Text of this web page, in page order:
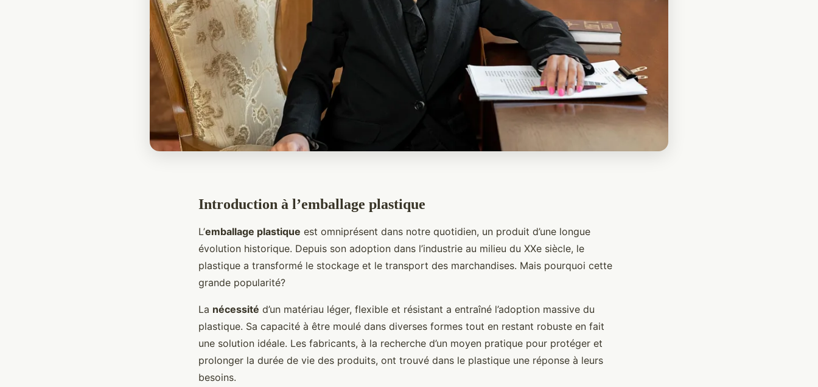
Introduction à l’emballage plastique
L’emballage plastique est omniprésent dans notre quotidien, un produit d’une longue
évolution historique. Depuis son adoption dans l’industrie au milieu du XXe siècle, le
plastique a transformé le stockage et le transport des marchandises. Mais pourquoi cette
grande popularité?
La nécessité d’un matériau léger, flexible et résistant a entraîné l’adoption massive du
plastique. Sa capacité à être moulé dans diverses formes tout en restant robuste en fait
une solution idéale. Les fabricants, à la recherche d’un moyen pratique pour protéger et
prolonger la durée de vie des produits, ont trouvé dans le plastique une réponse à leurs
besoins.